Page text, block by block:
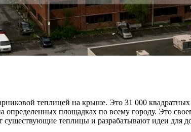
теплицей на крыше. Это 31 000
площадках по всему городу. Это
теплицы и разрабатывают идеи для